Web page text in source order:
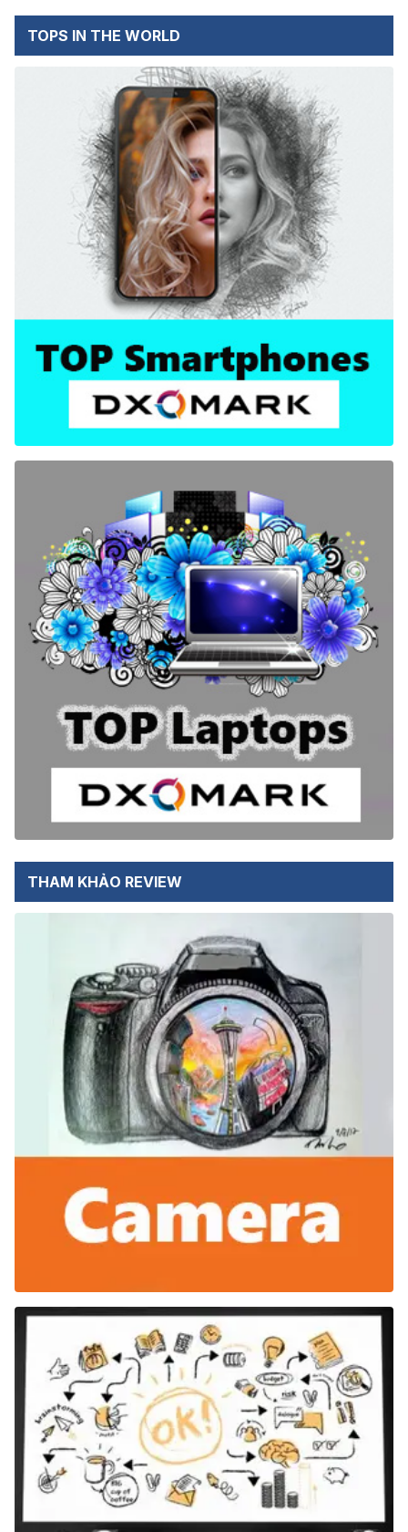
TOPS IN THE WORLD
THAM KHẢO REVIEW